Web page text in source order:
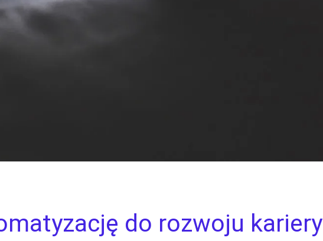
do rozwoju kariery